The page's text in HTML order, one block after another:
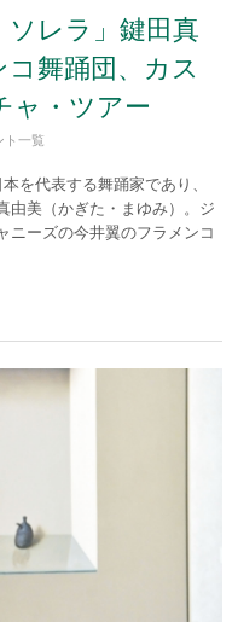
ソレラ」鍵田真
舞踊団、カス
ャ・ツアー
ト一覧
を代表する舞踊家であり、
由美（かぎた・まゆみ）。ジ
ニーズの今井翼のフラメンコ